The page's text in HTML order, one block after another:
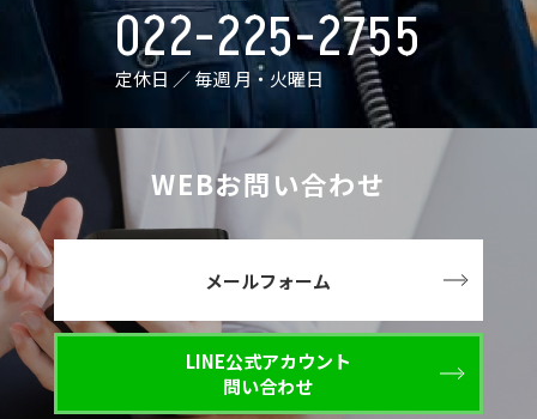
022-225-2755
定休日 ／ 毎週 月・火曜日
WEBお問い合わせ
メールフォーム
LINE公式アカウント
問い合わせ